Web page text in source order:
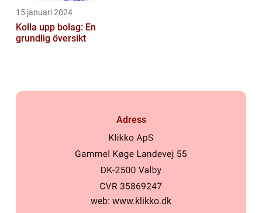
15 januari 2024
Kolla upp bolag: En
grundlig översikt
Adress
web: www.klikko.dk